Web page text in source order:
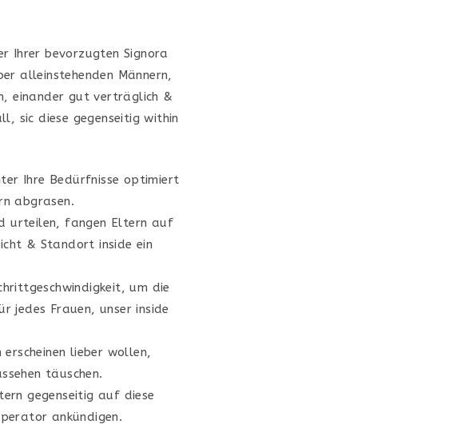
Ihrer bevorzugten Signora
alleinstehenden Männern,
einander gut verträglich &
sic diese gegenseitig within
Ihre Bedürfnisse optimiert
abgrasen.
urteilen, fangen Eltern auf
& Standort inside ein
um die
jedes Frauen, unser inside
lieber wollen,
täuschen.
gegenseitig auf diese
ankündigen.